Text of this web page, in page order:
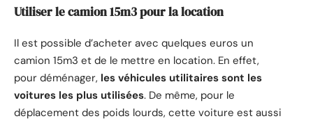
Utiliser le camion 15m3 pour la location
Il est possible d’acheter avec quelques euros un
camion 15m3 et de le mettre en location. En effet,
pour déménager, les véhicules utilitaires sont les
voitures les plus utilisées. De même, pour le
déplacement des poids lourds, cette voiture est aussi